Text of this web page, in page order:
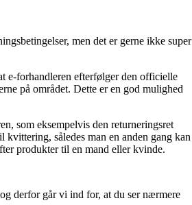
men det er gerne ikke super
e-forhandleren efterfølger den officielle
på området. Dette er en god mulighed
som eksempelvis den returneringsret
således man en anden gang kan
produkter til en mand eller kvinde.
derfor går vi ind for, at du ser nærmere